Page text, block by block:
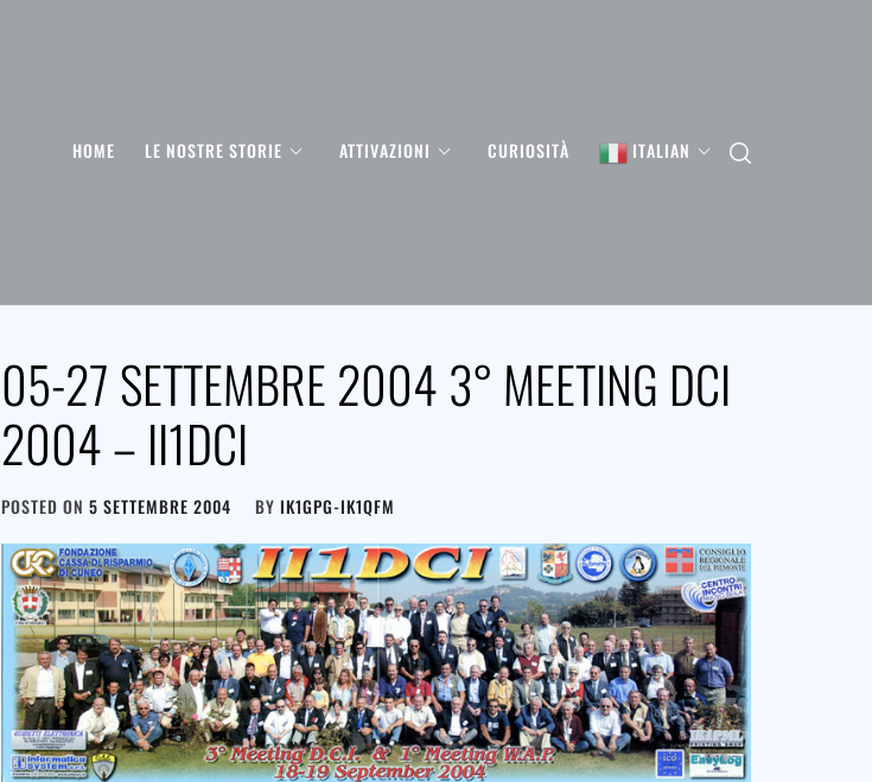
HOME LE NOSTRE STORIE ATTIVAZIONI CURIOSITÀ ITALIAN
05-27 SETTEMBRE 2004 3° MEETING DCI
2004 – II1DCI
POSTED ON 5 SETTEMBRE 2004 BY IK1GPG-IK1QFM